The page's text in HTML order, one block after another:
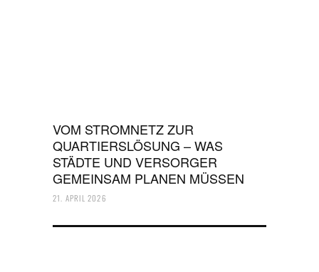
VOM STROMNETZ ZUR
QUARTIERSLÖSUNG – WAS
STÄDTE UND VERSORGER
GEMEINSAM PLANEN MÜSSEN
21. APRIL 2026